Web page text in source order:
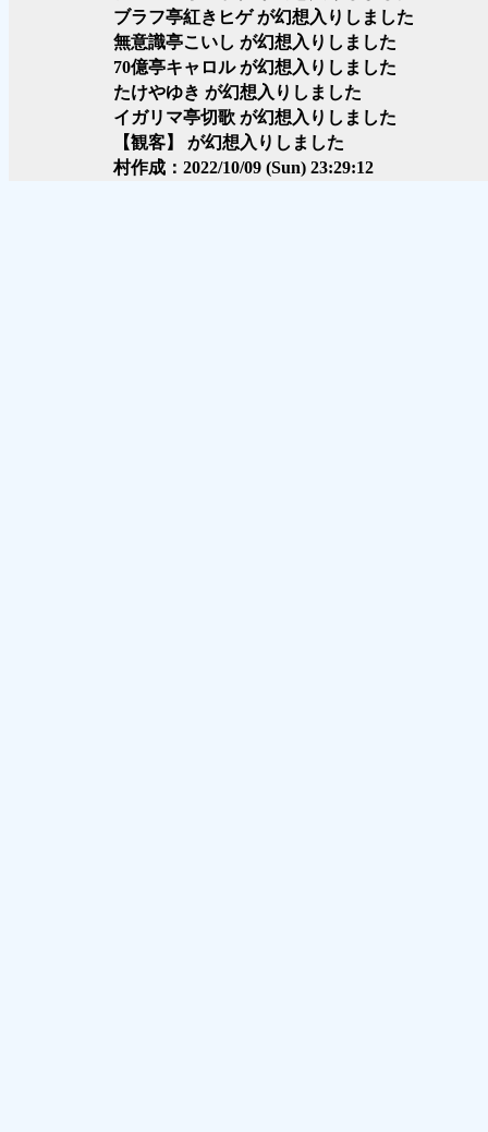
ブラフ亭紅きヒゲ が幻想入りしました
無意識亭こいし が幻想入りしました
70億亭キャロル が幻想入りしました
たけやゆき が幻想入りしました
イガリマ亭切歌 が幻想入りしました
【観客】 が幻想入りしました
村作成：2022/10/09 (Sun) 23:29:12